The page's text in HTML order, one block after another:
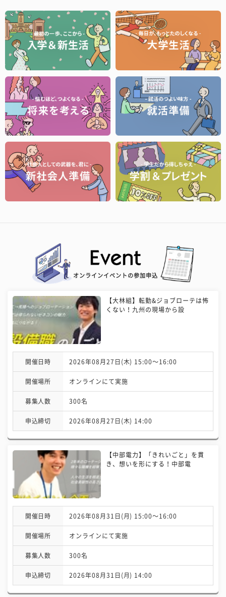
オンラインイベントの参加申込
【大林組】転勤&ジョブローテは怖
くない！九州の現場から設
開催日時 2026年08月27日(木) 15:00〜16:00
開催場所 オンラインにて実施
募集人数 300名
申込締切 2026年08月27日(木) 14:00
【中部電力】「きれいごと」を貫
き、想いを形にする！中部電
開催日時 2026年08月31日(月) 15:00〜16:00
開催場所 オンラインにて実施
募集人数 300名
申込締切 2026年08月31日(月) 14:00